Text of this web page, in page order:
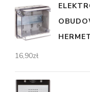
16,90zł